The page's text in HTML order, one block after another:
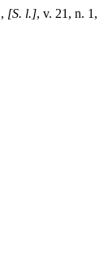
, [S. l.], v. 21, n. 1,